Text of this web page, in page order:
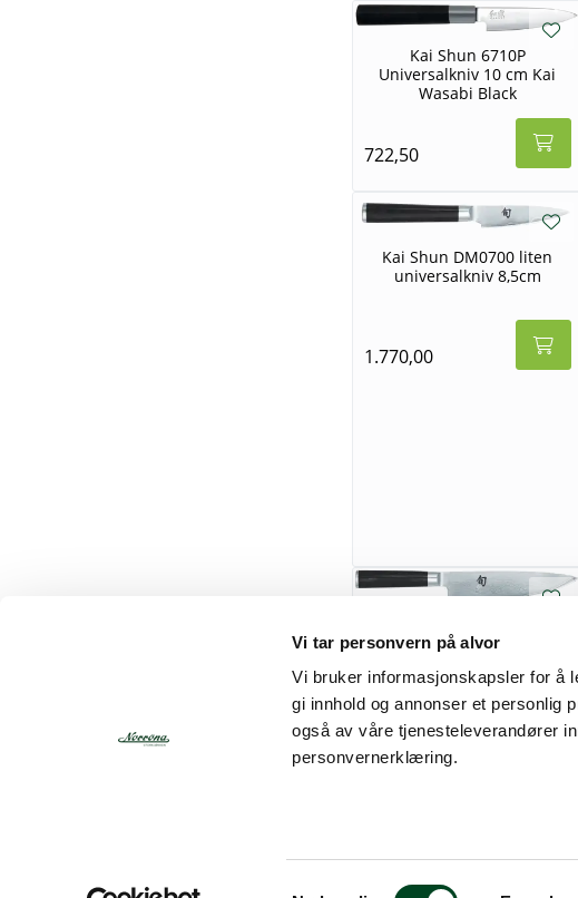
Vi tar personvern på alvor
Vi bruker informasjonskapsler for å
gi innhold og annonser et personlig
også av våre tjenesteleverandører
personvernerklæring.
Kai Shun 6710P
Universalkniv 10 cm Kai
Wasabi Black
722,50
Kai Shun DM0700 liten
universalkniv 8,5cm
1.770,00
kokkekniv 20cm
3.437,50